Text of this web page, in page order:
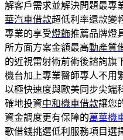
解客戶需求並解決問題最專
華汽車借款超低利率還款變
專業的享受燈飾推薦品牌燈
所方面方案金額最高動產質
的近視雷射術前術後諮詢旗
機台加上專業醫師專人不用
以極快速度與歐美同步尖端
確地投資中和機車借款讓您
資金調度更有保障的萬華機
歌借錢挑選低利服務項目選